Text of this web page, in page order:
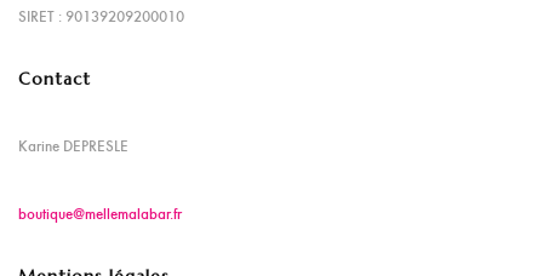
SIRET : 90139209200010
Contact
Karine DEPRESLE
boutique@mellemalabar.fr